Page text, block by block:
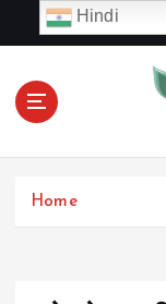
c
Home
Hindi